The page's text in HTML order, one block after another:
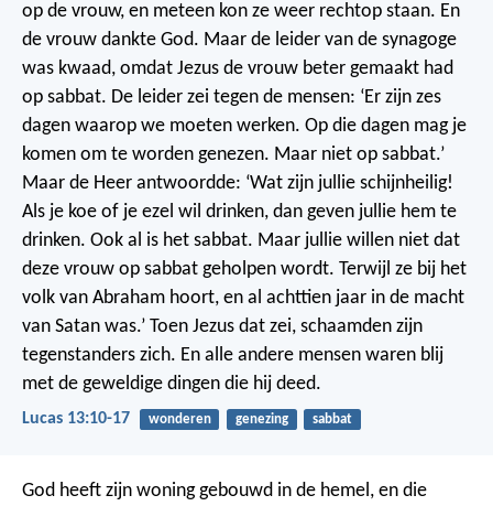
op de vrouw, en meteen kon ze weer rechtop staan. En
de vrouw dankte God. Maar de leider van de synagoge
was kwaad, omdat Jezus de vrouw beter gemaakt had
op sabbat. De leider zei tegen de mensen: ‘Er zijn zes
dagen waarop we moeten werken. Op die dagen mag je
komen om te worden genezen. Maar niet op sabbat.’
Maar de Heer antwoordde: ‘Wat zijn jullie schijnheilig!
Als je koe of je ezel wil drinken, dan geven jullie hem te
drinken. Ook al is het sabbat. Maar jullie willen niet dat
deze vrouw op sabbat geholpen wordt. Terwijl ze bij het
volk van Abraham hoort, en al achttien jaar in de macht
van Satan was.’ Toen Jezus dat zei, schaamden zijn
tegenstanders zich. En alle andere mensen waren blij
met de geweldige dingen die hij deed.
Lucas 13:10-17 wonderen genezing sabbat
God heeft zijn woning gebouwd in de hemel, en die